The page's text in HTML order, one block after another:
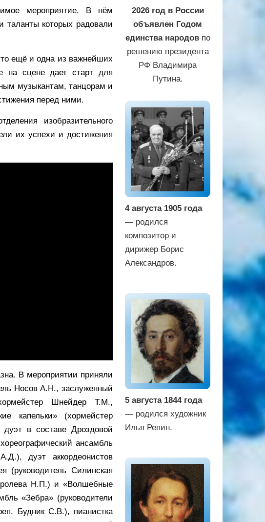
мероприятие. В нём
таланты которых радовали
ещё и одна из важнейших
на сцене дает старт для
музыкантам, танцорам и
перед ними.
изобразительного
их успехи и достижения
В мероприятии приняли
Носов А.Н., заслуженный
Шнейдер Т.М.,
капельки» (хормейстер
в составе Дроздовой
ансамбль
дуэт аккордеонистов
(руководитель Силинская
Н.П.) и «Волшебные
«Зебра» (руководители
Будник С.В.), пианистка
2026 год в России
объявлен Годом
единства народовпо
решению президента
РФ Владимира
Путина.
4 августа 1905 года
— родился
композитор и
дирижер Борис
Александров.
5 августа 1844 года
— родился художник
Илья Репин.